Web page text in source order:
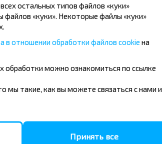
(Брянская обл.)
аэропорт
остальных типов файлов «куки»
файлов «куки». Некоторые файлы «куки»
в отношении обработки файлов cookie на
обработки можно ознакомиться по ссылке
мы такие, как вы можете связаться с нами и
Принять все